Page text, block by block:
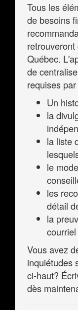
Tous les
de besoins
Québec.
de
requises
Un
la
la liste
le
les
détail
la
Vous avez
inquiétudes
ci-haut?
dès